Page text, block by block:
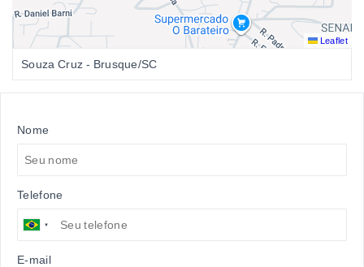
Leaflet
Souza Cruz - Brusque/SC
Nome
Telefone
E-mail